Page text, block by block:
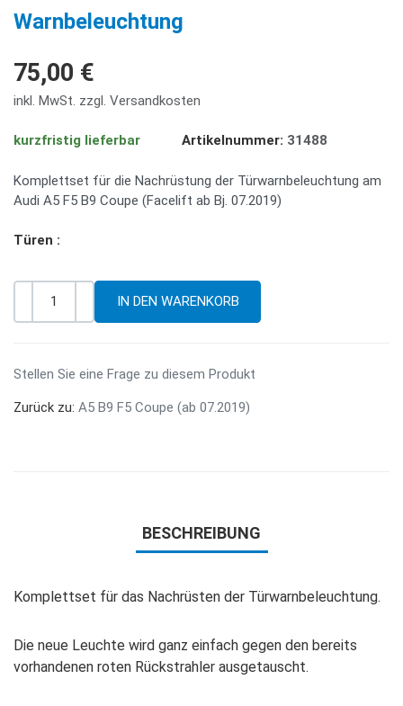
Warnbeleuchtung
75,00 €
inkl. MwSt. zzgl. Versandkosten
kurzfristig lieferbar Artikelnummer: 31488
Komplettset für die Nachrüstung der Türwarnbeleuchtung am
Audi A5 F5 B9 Coupe (Facelift ab Bj. 07.2019)
Türen :
Stellen Sie eine Frage zu diesem Produkt
Zurück zu: A5 B9 F5 Coupe (ab 07.2019)
BESCHREIBUNG
Komplettset für das Nachrüsten der Türwarnbeleuchtung.
Die neue Leuchte wird ganz einfach gegen den bereits
vorhandenen roten Rückstrahler ausgetauscht.